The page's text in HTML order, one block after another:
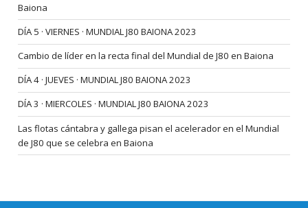
Baiona
DÍA 5 · VIERNES · MUNDIAL J80 BAIONA 2023
Cambio de líder en la recta final del Mundial de J80 en Baiona
DÍA 4 · JUEVES · MUNDIAL J80 BAIONA 2023
DÍA 3 · MIERCOLES · MUNDIAL J80 BAIONA 2023
Las flotas cántabra y gallega pisan el acelerador en el Mundial
de J80 que se celebra en Baiona